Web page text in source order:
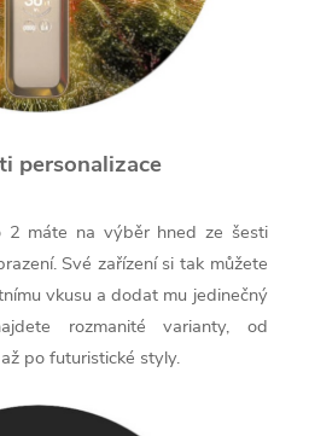
personalizace
2 máte na výběr hned ze šesti
Své zařízení si tak můžete
vkusu a dodat mu jedinečný
rozmanité varianty, od
po futuristické styly.